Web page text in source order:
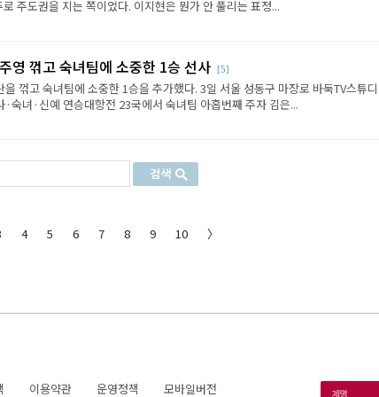
주도권을 지는 쪽이었다. 이지현은 뭔가 안 풀리는 표정...
영 꺾고 숙녀팀에 소중한 1승 선사 [5]
꺾고 숙녀팀에 소중한 1승을 추가했다. 3일 서울 성동구 마장로 바둑TV스튜
숙녀·신예 연승대항전 23국에서 숙녀팀 아홉번째 주자 김은...
4 5 6 7 8 9 10 〉
이용약관 운영정책 모바일버전